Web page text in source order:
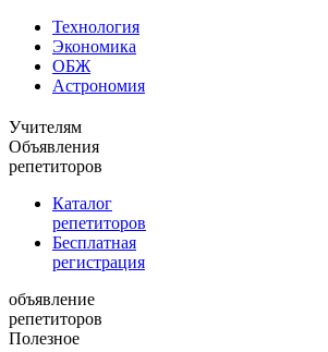
Технология
Экономика
ОБЖ
Астрономия
Учителям
Объявления
репетиторов
Каталог
репетиторов
Бесплатная
регистрация
объявление
репетиторов
Полезное